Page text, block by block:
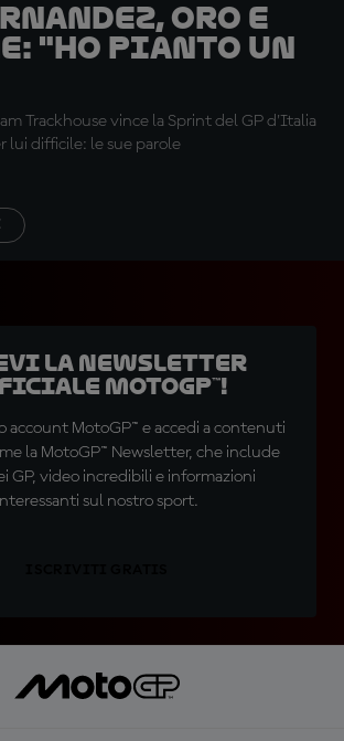
oro e
"Ho pianto un
Trackhouse vince la Sprint del GP d'Italia
lui difficile: le sue parole
la newsletter
MotoGP™!
account MotoGP™ e accedi a contenuti
la MotoGP™ Newsletter, che include
GP, video incredibili e informazioni
sul nostro sport.